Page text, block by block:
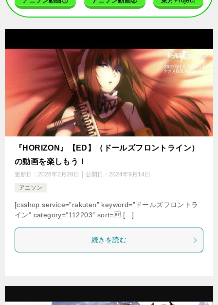
『HORIZON』【ED】（ドールズフロントライン）
の動画を楽しもう！
更新日： 2026年2月28日 公開日： 2024年9月14日
アニソン
[csshop service=”rakuten” keyword=”ドールズフロントラ
イン” category=”112203″ sort= […]
続きを読む